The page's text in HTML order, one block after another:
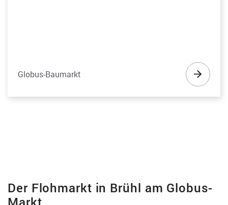
Globus-Baumarkt
Der Flohmarkt in Brühl am Globus-